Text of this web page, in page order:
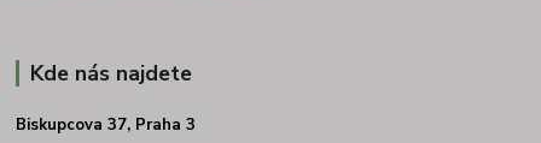
Kde nás najdete
Biskupcova 37, Praha 3